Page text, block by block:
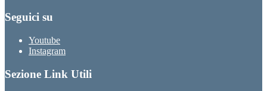
Seguici su
Youtube
Instagram
Sezione Link Utili